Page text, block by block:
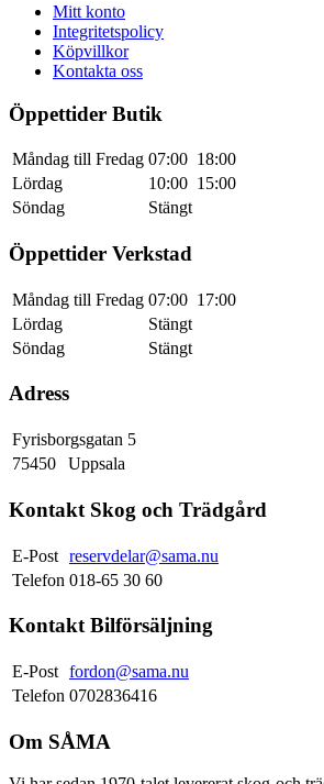
Mitt konto
Integritetspolicy
Köpvillkor
Kontakta oss
Öppettider Butik
Måndag till Fredag 07:00 18:00
Lördag
10:00 15:00
Söndag
Stängt
Öppettider Verkstad
Måndag till Fredag 07:00 17:00
Lördag
Stängt
Söndag
Stängt
Adress
Fyrisborgsgatan 5
75450
Uppsala
Kontakt Skog och Trädgård
E-Post reservdelar@sama.nu
Telefon 018-65 30 60
Kontakt Bilförsäljning
E-Post fordon@sama.nu
Telefon 0702836416
Om SÅMA